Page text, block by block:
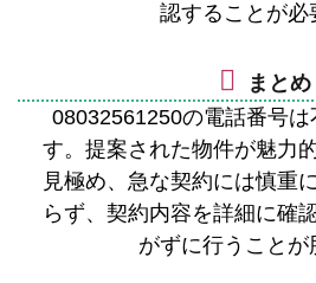
認することが必
まとめ
08032561250の電話番号
す。提案された物件が魅力
見極め、急な契約には慎重
らず、契約内容を詳細に確
がずに行うことが